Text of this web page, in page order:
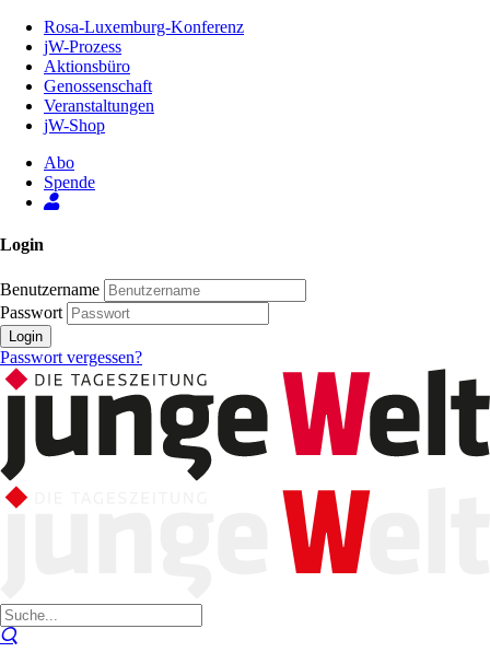
Inhalt
Seite
Rosa-Luxemburg-Konferenz
jW-Prozess
Aktionsbüro
Genossenschaft
Veranstaltungen
jW-Shop
Abo
Spende
Login
Benutzername
Passwort
Login
Passwort vergessen?